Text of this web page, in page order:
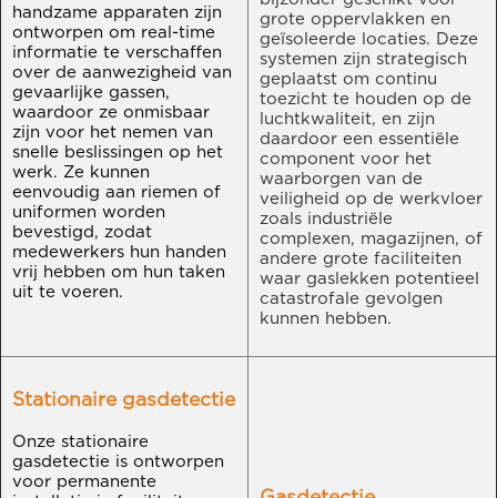
handzame apparaten zijn
ontworpen om real-time
informatie te verschaffen
over de aanwezigheid van
gevaarlijke gassen,
waardoor ze onmisbaar
zijn voor het nemen van
snelle beslissingen op het
werk. Ze kunnen
eenvoudig aan riemen of
uniformen worden
bevestigd, zodat
medewerkers hun handen
vrij hebben om hun taken
uit te voeren.
grote oppervlakken en
geïsoleerde locaties. Deze
systemen zijn strategisch
geplaatst om continu
toezicht te houden op de
luchtkwaliteit, en zijn
daardoor een essentiële
component voor het
waarborgen van de
veiligheid op de werkvloer
zoals industriële
complexen, magazijnen, of
andere grote faciliteiten
waar gaslekken potentieel
catastrofale gevolgen
kunnen hebben.
Stationaire gasdetectie
Onze stationaire
gasdetectie is ontworpen
voor permanente